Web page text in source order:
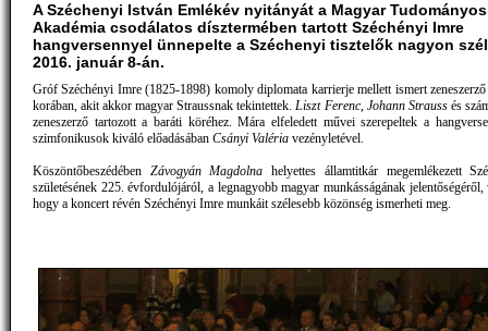
A Széchenyi István Emlékév nyitányát a Magyar Tudományos
Akadémia csodálatos dísztermében tartott Széchényi Imre
hangversennyel ünnepelte a Széchenyi tisztelők nagyon
2016. január 8-án.
Gróf Széchényi Imre (1825-1898) komoly diplomata karrierje mellett ismert
korában, akit akkor magyar Straussnak tekintettek.Liszt Ferenc, Johann Straussés
zeneszerző tartozott a baráti köréhez. Mára elfeledett művei szerepeltek a
szimfonikusok kiváló előadásában Csányi Valéria vezényletével.
Köszöntőbeszédében Závogyán Magdolna helyettes államtitkár megemlékezett
születésének 225. évfordulójáról, a legnagyobb magyar munkásságának
hogy a koncert révén Széchényi Imre munkáit szélesebb közönség ismerheti meg.